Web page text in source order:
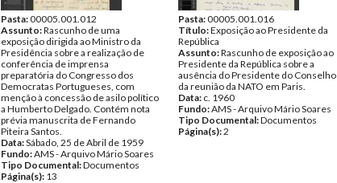
Pasta:00005.001.012
Assunto:Rascunho de uma
exposição dirigida ao Ministro da
Presidência sobre a realização de
conferência de imprensa
preparatória do Congresso dos
Democratas Portugueses, com
menção à concessão de asilo político
a Humberto Delgado. Contém nota
prévia manuscrita de Fernando
Piteira Santos.
Data:Sábado, 25 de Abril de 1959
Fundo:AMS - Arquivo Mário Soares
Tipo Documental:Documentos
Página(s): 13
Pasta:00005.001.016
Título:Exposição ao Presidente da
República
Assunto:Rascunho de exposição ao
Presidente da República sobre a
ausência do Presidente do Conselho
da reunião da NATO em Paris.
Data: c. 1960
Fundo:AMS - Arquivo Mário Soares
Tipo Documental:Documentos
Página(s):2